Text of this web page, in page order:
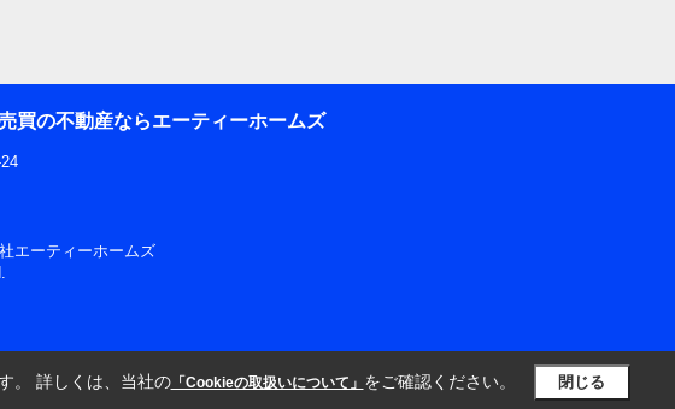
買の不動産ならエーティーホームズ
エーティーホームズ
。 詳しくは、当社の「Cookieの取扱いについて」 をご確認ください。 閉じる